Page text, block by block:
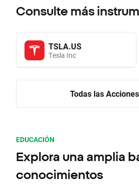
Consulte más
TSLA.US
Tesla Inc
Todas las Acciones
EDUCACIÓN
Explora una amplia
conocimientos